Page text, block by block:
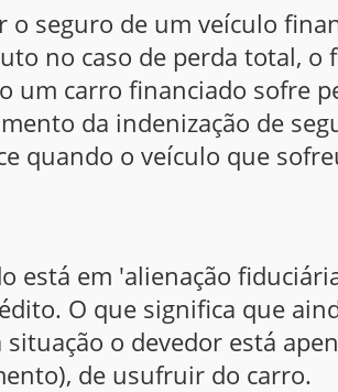
o seguro de um veículo
no caso de perda total, o
um carro financiado sofre
da indenização de
quando o veículo que
está em 'alienação
O que significa que
situação o devedor está
de usufruir do carro.